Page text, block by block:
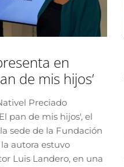
en
de mis hijos’
Preciado
pan de mis hijos', el
sede de la Fundación
autora estuvo
Luis Landero, en una